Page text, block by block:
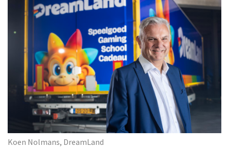
Koen Nolmans, DreamLand